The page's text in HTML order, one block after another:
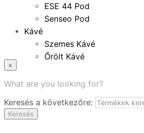
ESE 44 Pod
Senseo Pod
Kávé
Szemes Kávé
Őrölt Kávé
Instant Kávé
Zacskó Tea
Tartozékok
×
What are you looking for?
Keresés a következőre:
Keresés